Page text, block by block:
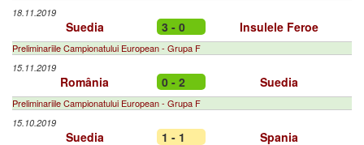
18.11.2019
Suedia 3 - 0 Insulele Feroe
Preliminariile Campionatului European - Grupa F
15.11.2019
România 0 - 2 Suedia
Preliminariile Campionatului European - Grupa F
15.10.2019
Suedia 1 - 1 Spania